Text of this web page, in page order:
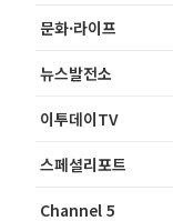
문화·라이프
뉴스발전소
이투데이TV
스페셜리포트
Channel 5